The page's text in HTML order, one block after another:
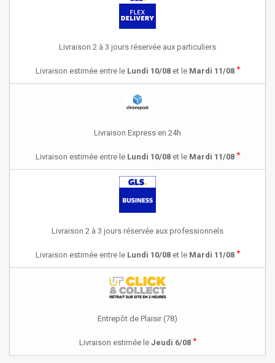
Livraison 2 à 3 jours réservée aux particuliers
Livraison estimée entre le Lundi 10/08et le Mardi 11/08 *
Livraison Express en 24h
Livraison estimée entre le Lundi 10/08et le Mardi 11/08 *
Livraison 2 à 3 jours réservée aux professionnels
Livraison estimée entre le Lundi 10/08et le Mardi 11/08 *
Entrepôt de Plaisir (78)
Livraison estimée le Jeudi 6/08 *